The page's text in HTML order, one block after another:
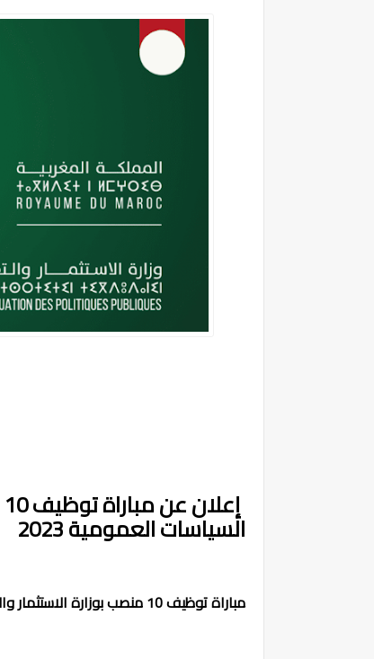
السياسات العمومية 2023
مباراة توظيف 10 منصب بوزارة الاستثمار والتقائية وتقييم السياسات العمومية 2023